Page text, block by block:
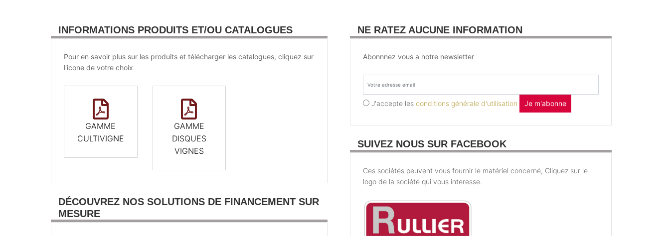
INFORMATIONS PRODUITS ET/OU CATALOGUES
Pour en savoir plus sur les produits et télécharger les catalogues, cliquez sur
l'icone de votre choix
GAMME
CULTIVIGNE
GAMME
DISQUES
VIGNES
DÉCOUVREZ NOS SOLUTIONS DE FINANCEMENT SUR
MESURE
NE RATEZ AUCUNE INFORMATION
Abonnnez vous a notre newsletter
J'accepte les conditions générale d'utilisation Je m'abonne
SUIVEZ NOUS SUR FACEBOOK
Ces sociétés peuvent vous fournir le matériel concerné, Cliquez sur le
logo de la société qui vous interesse.